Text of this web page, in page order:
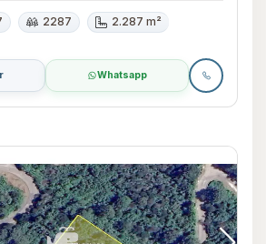
2287 2.287 m²
Whatsapp